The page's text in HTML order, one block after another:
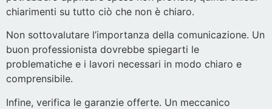
chiarimenti su tutto ciò che non è chiaro.
Non sottovalutare l’importanza della comunicazione. Un
buon professionista dovrebbe spiegarti le
problematiche e i lavori necessari in modo chiaro e
comprensibile.
Infine, verifica le garanzie offerte. Un meccanico